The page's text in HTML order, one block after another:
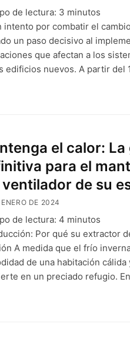
de lectura: 3 minutos
intento por combatir el
un paso decisivo al
que afectan a los
edificios nuevos. A partir del
el calor: La
para el
ventilador de su
DE 2024
de lectura: 4 minutos
Por qué su extractor
A medida que el frío
de una habitación cálida
en un preciado refugio.